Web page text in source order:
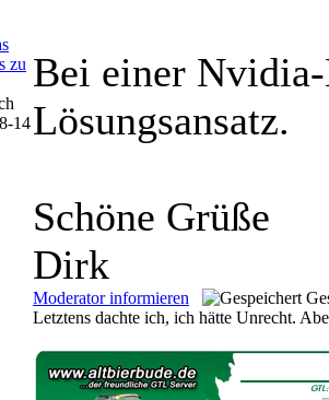
Bei einer
Lösungsansatz.
Schöne Grüße
Dirk
Moderator informieren
Letztens dachte ich, ich hätte Unrecht.